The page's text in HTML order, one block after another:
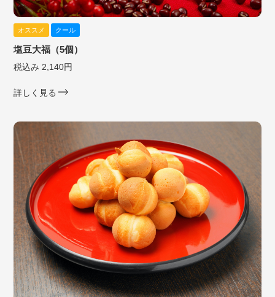
オススメ クール
塩豆大福（5個）
税込み 2,140円
詳しく見る